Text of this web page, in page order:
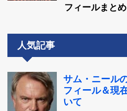
フィールまとめ
人気記事